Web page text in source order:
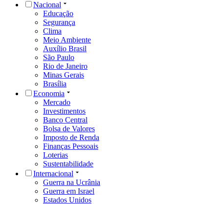
Nacional
Educação
Segurança
Clima
Meio Ambiente
Auxílio Brasil
São Paulo
Rio de Janeiro
Minas Gerais
Brasília
Economia
Mercado
Investimentos
Banco Central
Bolsa de Valores
Imposto de Renda
Finanças Pessoais
Loterias
Sustentabilidade
Internacional
Guerra na Ucrânia
Guerra em Israel
Estados Unidos